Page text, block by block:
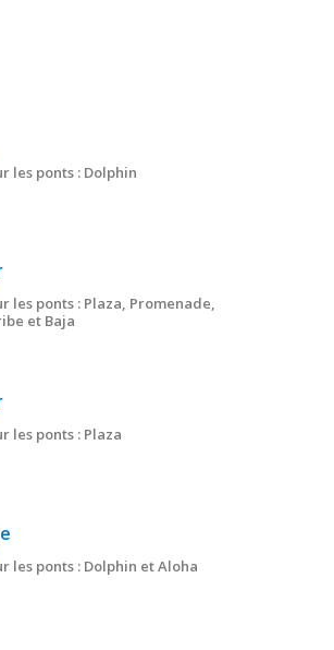
les ponts : Dolphin
les ponts : Plaza, Promenade,
et Baja
les ponts : Plaza
les ponts : Dolphin et Aloha